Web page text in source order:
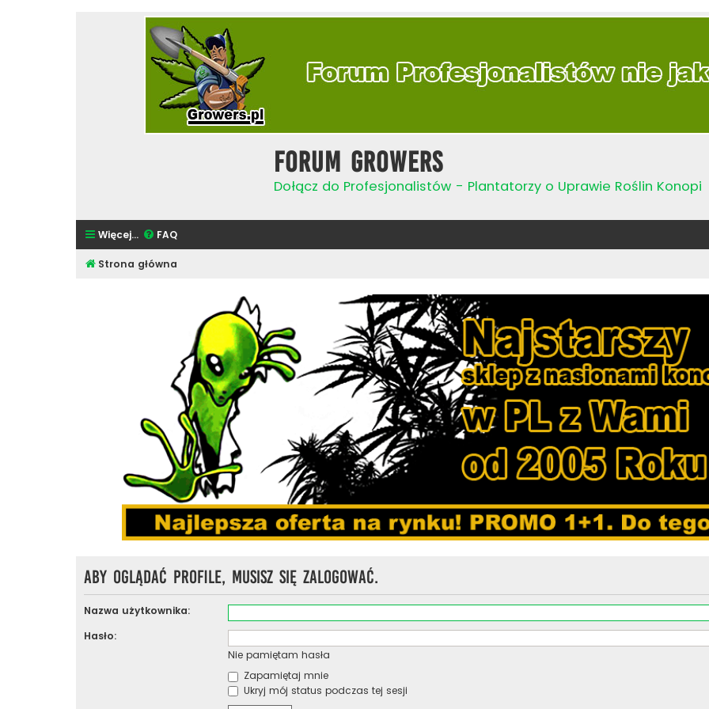
Forum Growers
Dołącz do Profesjonalistów - Plantatorzy o Uprawie Roślin Konopi
Więcej… FAQ
Strona główna
Aby oglądać profile, musisz się zalogować.
Nazwa użytkownika:
Hasło:
Nie pamiętam hasła
Zapamiętaj mnie
Ukryj mój status podczas tej sesji